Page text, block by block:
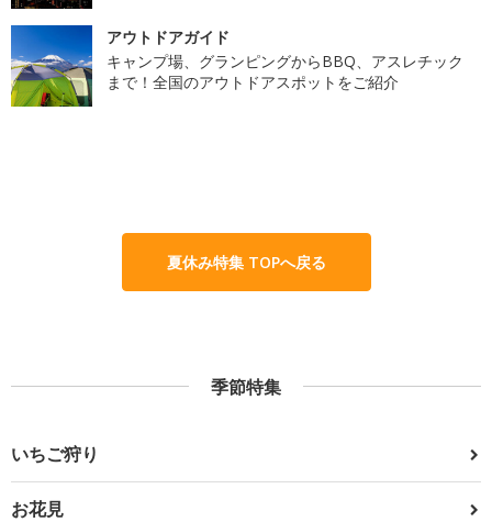
アウトドアガイド
キャンプ場、グランピングからBBQ、アスレチック
まで！全国のアウトドアスポットをご紹介
夏休み特集 TOPへ戻る
季節特集
いちご狩り
お花見